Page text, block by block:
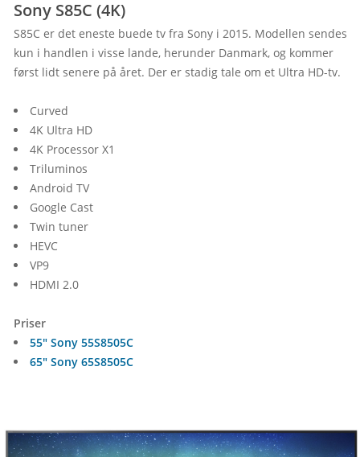
Sony S85C (4K)
S85C er det eneste buede tv fra Sony i 2015. Modellen sendes
kun i handlen i visse lande, herunder Danmark, og kommer
først lidt senere på året. Der er stadig tale om et Ultra HD-tv.
Curved
4K Ultra HD
4K Processor X1
Triluminos
Android TV
Google Cast
Twin tuner
HEVC
VP9
HDMI 2.0
Priser
55" Sony 55S8505C
65" Sony 65S8505C